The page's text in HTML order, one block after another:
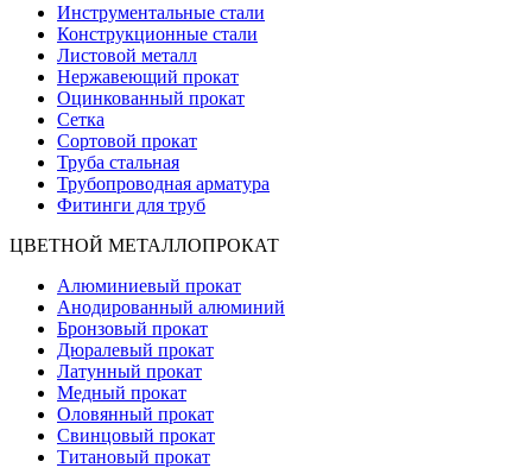
Инструментальные стали
Конструкционные стали
Листовой металл
Нержавеющий прокат
Оцинкованный прокат
Сетка
Сортовой прокат
Труба стальная
Трубопроводная арматура
Фитинги для труб
ЦВЕТНОЙ МЕТАЛЛОПРОКАТ
Алюминиевый прокат
Анодированный алюминий
Бронзовый прокат
Дюралевый прокат
Латунный прокат
Медный прокат
Оловянный прокат
Свинцовый прокат
Титановый прокат